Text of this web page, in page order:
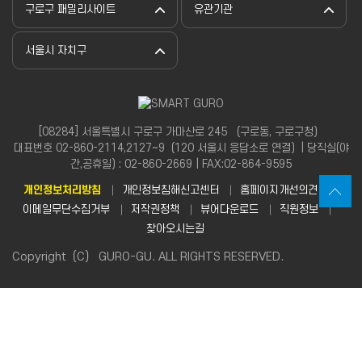
구로구 패밀리사이트 유관기관
서울시 자치구
[08284] 서울특별시 구로구 가마산로 245 （구로동, 구로구청）
대표번호 02-860-2114,2127~9（120 서울시 응답소로 연결）| 당직실(야
간,공휴일) : 02-860-2669 | FAX:02-864-9595
개인정보처리방침 개인정보침해신고센터
홈페이지개선의견
이메일무단수집거부
저작권정책 뷰어다운로드
직원정보
찾아오시는길
Copyright（C） GURO-GU. ALL RIGHTS RESERVED.